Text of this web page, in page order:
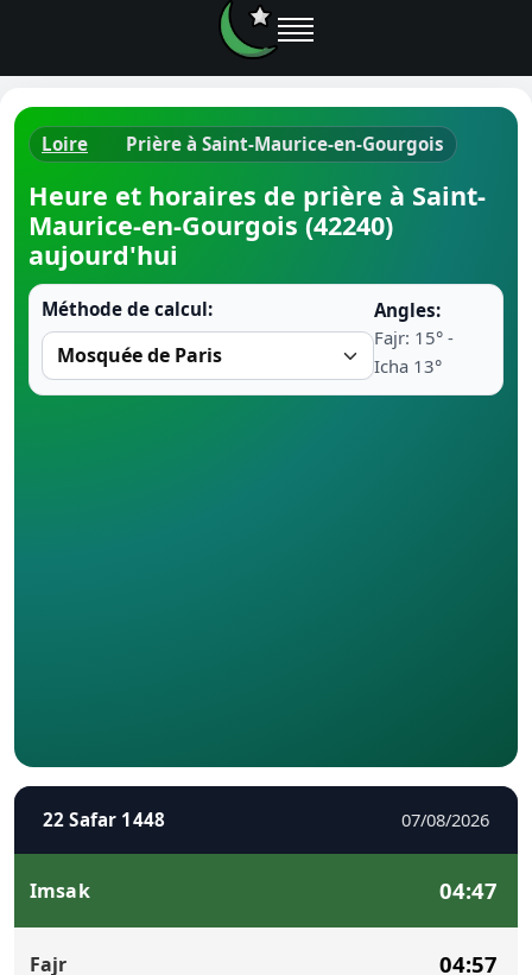
Horaires
Ramadan
Coran
Loire Prière à Saint-Maurice-en-Gourgois
Heure et horaires de prière à Saint-
Maurice-en-Gourgois (42240)
aujourd'hui
Méthode de calcul:
Angles:
Fajr: 15° -
Icha 13°
22 Safar 1448 07/08/2026
Imsak 04:47
Fajr 04:57